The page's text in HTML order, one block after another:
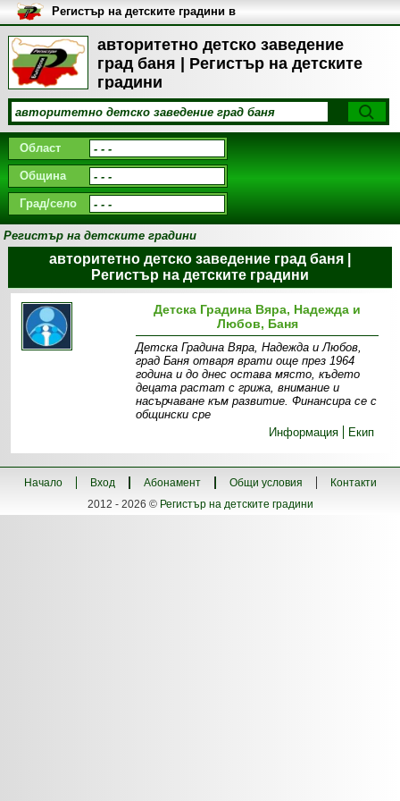
авторитетно детско заведение
град баня | Регистър на детските
градини
Регистър на детските градини в
България
Област
Община
Град/село
Регистър на детските градини
авторитетно детско заведение град баня |
Регистър на детските градини
Детска Градина Вяра, Надежда и
Любов, Баня
Детска Градина Вяра, Надежда и Любов,
град Баня отваря врати още през 1964
година и до днес остава място, където
децата растат с грижа, внимание и
насърчаване към развитие. Финансира се с
общински сре
Информация
Екип
Начало Вход Абонамент Общи условия
Контакти
2012 - 2026 © Регистър на детските градини